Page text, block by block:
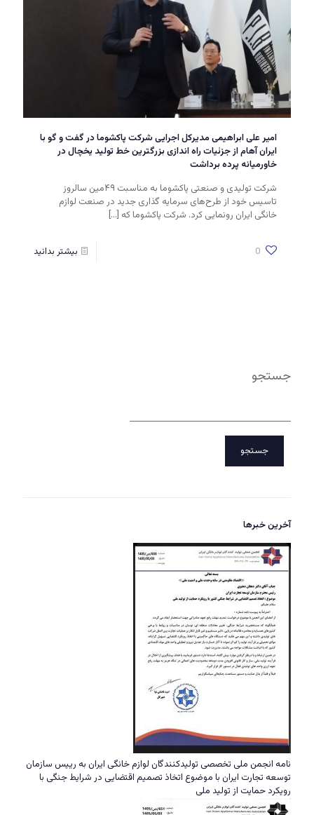
امیر علی ابراهیمی مدیرکل اجرایی شرکت پاکشوما در گفت و گو با
ایران آهام از جزئیات راه اندازی بزرگترین خط تولید یخچال در
خاورمیانه پرده برداشت
شرکت تولیدی و صنعتی پاکشوما به مناسبت ۴۹مین سالروز
تاسیس خود از طرح‌های سرمایه گذاری جدید در صنعت لوازم
خانگی ایران رونمایی کرد. شرکت پاکشوما که […]
0 بیشتر بدانید
جستجو
جستجو
آخرین خبرها
نامه انجمن ملی تخصصی تولیدکنندگان لوازم خانگی ایران به رییس سازمان
توسعه تجارت ایران با موضوع اتخاذ تصمیم اقتضایی در شرایط جنگی با
رویکرد حمایت از تولید ملی